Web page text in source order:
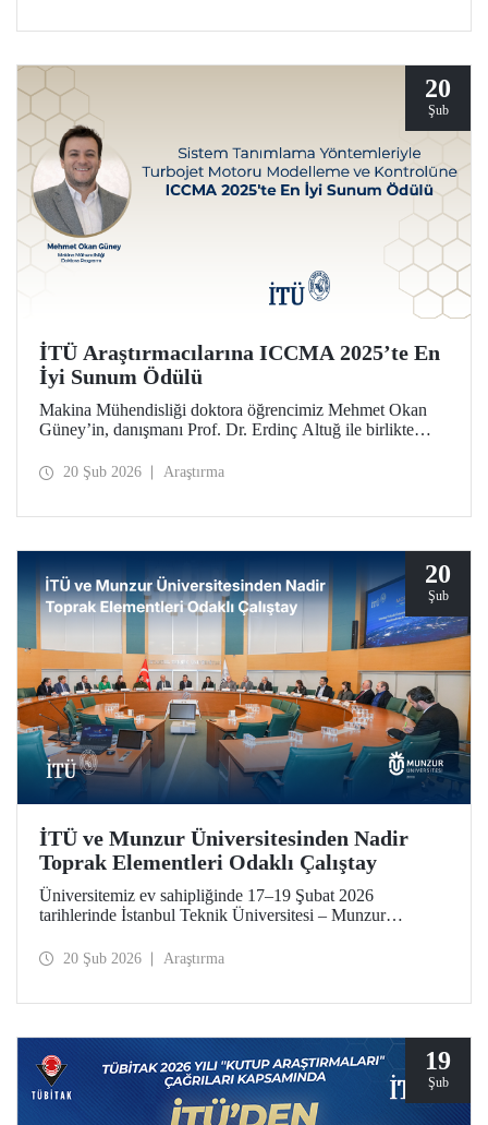
20
Şub
İTÜ Araştırmacılarına ICCMA 2025’te En
İyi Sunum Ödülü
Makina Mühendisliği doktora öğrencimiz Mehmet Okan
Güney’in, danışmanı Prof. Dr. Erdinç Altuğ ile birlikte
konferansında sunduğu bildiri, “Karmaşık Sistemlerde
20 Şub 2026 Araştırma
20
Şub
İTÜ ve Munzur Üniversitesinden Nadir
Toprak Elementleri Odaklı Çalıştay
Üniversitemiz ev sahipliğinde 17–19 Şubat 2026
tarihlerinde İstanbul Teknik Üniversitesi – Munzur
düzenlendi. Her iki üniversiteden akademisyenler çalıştaya
20 Şub 2026 Araştırma
19
Şub